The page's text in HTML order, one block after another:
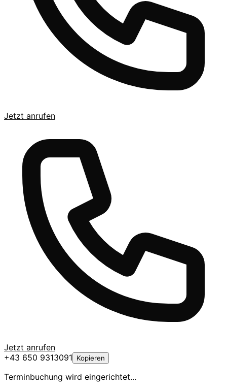
Jetzt anrufen
Jetzt anrufen
+43 650 9313091
Kopieren
Terminbuchung wird eingerichtet...